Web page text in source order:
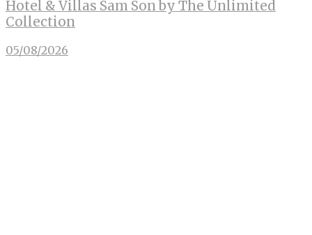
Hotel & Villas Sam Son by The Unlimited
Collection
05/08/2026